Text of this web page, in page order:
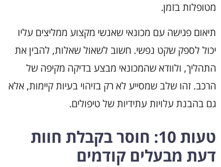
מטופלות בזמן.
תיאום פגישה עם מכונאי שאנשי מקצוע ממליצים עליו
יכול לספק שקט נפשי. חשוב לשאול שאלות, להבין את
התהליך, ולוודא שהמכונאי מבצע בדיקה מקיפה של
הרכב. זהו שלב שמסייע לא רק בזיהוי בעיות קיימות, אלא
גם בהבנת עלויות עתידיות של טיפולים.
טעות 10: חוסר בקבלת חוות
דעת מבעלים קודמים